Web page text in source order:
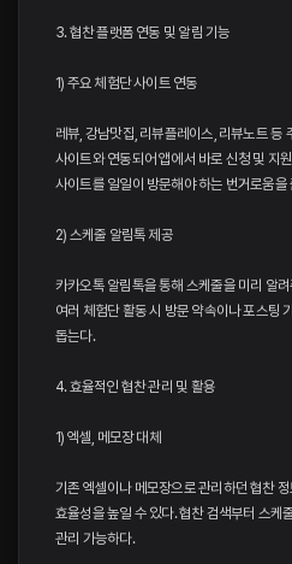
3. 협찬 플랫폼 연동 및 알림 기능
1) 주요 체험단 사이트 연동
레뷰, 강남맛집, 리뷰플레이스, 리뷰노트 등
사이트와 연동되어 앱에서 바로 신청 및 지
사이트를 일일이 방문해야 하는 번거로움을
2) 스케줄 알림톡 제공
카카오톡 알림톡을 통해 스케줄을 미리 알
여러 체험단 활동 시 방문 약속이나 포스팅
돕는다.
4. 효율적인 협찬 관리 및 활용
1) 엑셀, 메모장 대체
기존 엑셀이나 메모장으로 관리하던 협찬
효율성을 높일 수 있다. 협찬 검색부터 스케
관리 가능하다.